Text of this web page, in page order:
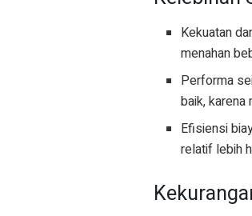
Kekuatan
menahan
Performa
baik,
Efisiensi
relatif lebih